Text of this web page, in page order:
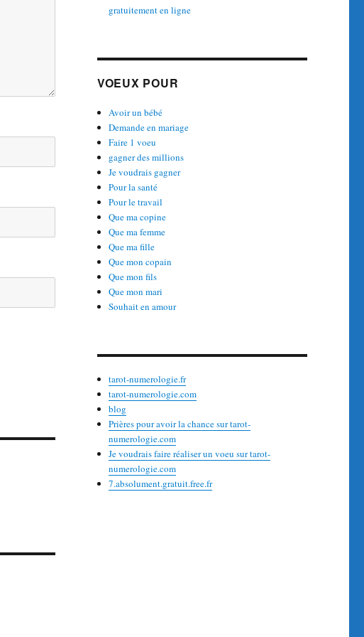
gratuitement en ligne
VOEUX POUR
Avoir un bébé
Demande en mariage
Faire 1 voeu
gagner des millions
Je voudrais gagner
Pour la santé
Pour le travail
Que ma copine
Que ma femme
Que ma fille
Que mon copain
Que mon fils
Que mon mari
Souhait en amour
tarot-numerologie.fr
tarot-numerologie.com
blog
Prières pour avoir la chance sur tarot-
numerologie.com
Je voudrais faire réaliser un voeu sur tarot-
numerologie.com
7.absolument.gratuit.free.fr